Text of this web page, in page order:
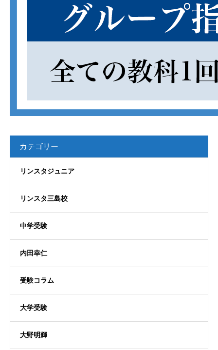
カテゴリー
リンスタジュニア
リンスタ三島校
中学受験
内田幸仁
受験コラム
大学受験
大野明輝